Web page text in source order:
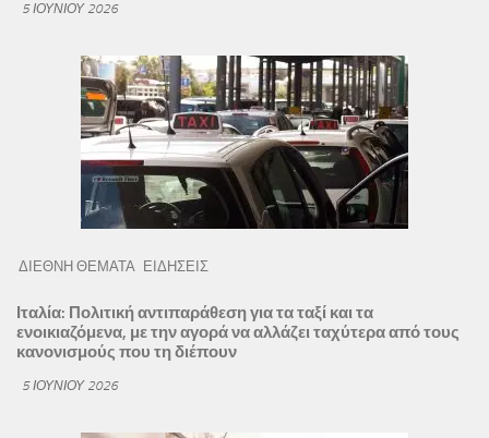
5 ΙΟΥΝΊΟΥ 2026
ΔΙΕΘΝΗ ΘΕΜΑΤΑ ΕΙΔΗΣΕΙΣ
Ιταλία: Πολιτική αντιπαράθεση για τα ταξί και τα
ενοικιαζόμενα, με την αγορά να αλλάζει ταχύτερα από τους
κανονισμούς που τη διέπουν
5 ΙΟΥΝΊΟΥ 2026